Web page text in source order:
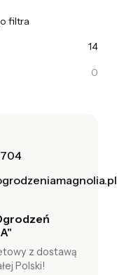
filtra
14
0
z dostawą
Polski!